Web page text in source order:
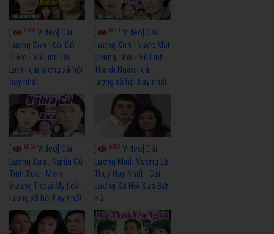
7669 Video] Cải
Lương Xưa : Đời Cô
Diễm - Vũ Linh Tài
Linh | cải lương xã hội
hay nhất
6921Video] Cải
Lương Xưa : Nước Mắt
Chung Tình - Vũ Linh
Thanh Ngân | cải
lương xã hội hay nhất
6063 Video] Cải
Lương Xưa : Nghĩa Cũ
Tình Xưa - Minh
Vương Thoại Mỹ | cải
lương xã hội hay nhất
6683Video] Cải
Lương Minh Vương Lệ
Thuỷ Hay Nhất - Cải
Lương Xã Hội Xưa Bất
Hủ